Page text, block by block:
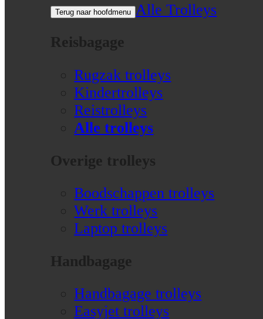
Terug naar hoofdmenu Alle Trolleys
Reisbagage
Rugzak trolleys
Kindertrolleys
Reistrolleys
Alle trolleys
Overige trolleys
Boodschappen trolleys
Werk trolleys
Laptop trolleys
Handbagage
Handbagage trolleys
Easyjet trolleys